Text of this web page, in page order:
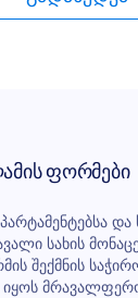
ფორმები
და
სახის
შექმნის